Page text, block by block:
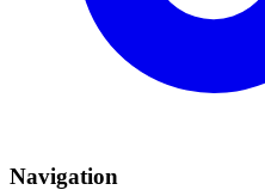
Navigation